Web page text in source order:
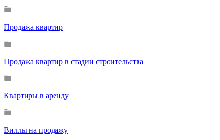
Продажа квартир
Продажа квартир в стадии строительства
Квартиры в аренду
Виллы на продажу